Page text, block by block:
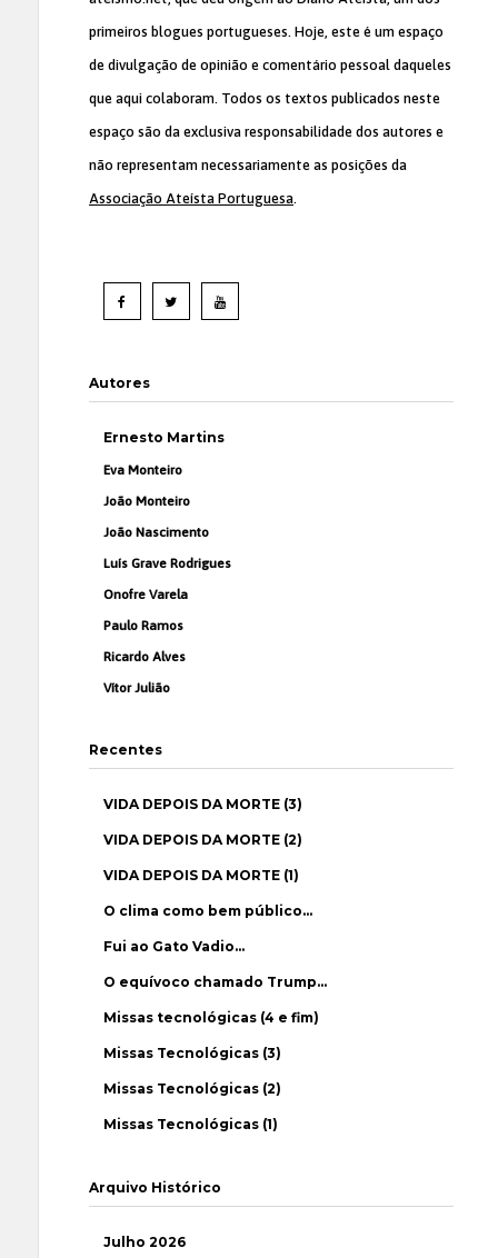
primeiros blogues portugueses. Hoje, este é um espaço
de divulgação de opinião e comentário pessoal daqueles
que aqui colaboram. Todos os textos publicados neste
espaço são da exclusiva responsabilidade dos autores e
não representam necessariamente as posições da
Associação Ateísta Portuguesa.
Autores
Ernesto Martins
Eva Monteiro
João Monteiro
João Nascimento
Luís Grave Rodrigues
Onofre Varela
Paulo Ramos
Ricardo Alves
Vítor Julião
Recentes
VIDA DEPOIS DA MORTE (3)
VIDA DEPOIS DA MORTE (2)
VIDA DEPOIS DA MORTE (1)
O clima como bem público…
Fui ao Gato Vadio…
O equívoco chamado Trump…
Missas tecnológicas (4 e fim)
Missas Tecnológicas (3)
Missas Tecnológicas (2)
Missas Tecnológicas (1)
Arquivo Histórico
Julho 2026